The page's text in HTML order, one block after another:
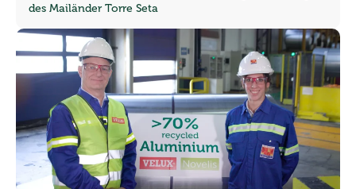
des Mailänder Torre Seta